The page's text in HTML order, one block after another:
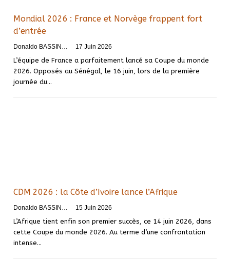
Mondial 2026 : France et Norvège frappent fort
d’entrée
Donaldo BASSINGA 17 Juin 2026
L’équipe de France a parfaitement lancé sa Coupe du monde
2026. Opposés au Sénégal, le 16 juin, lors de la première
journée du…
CDM 2026 : la Côte d’Ivoire lance l’Afrique
15 Juin 2026
L’Afrique tient enfin son premier succès, ce 14 juin 2026, dans
cette Coupe du monde 2026. Au terme d’une confrontation
intense…